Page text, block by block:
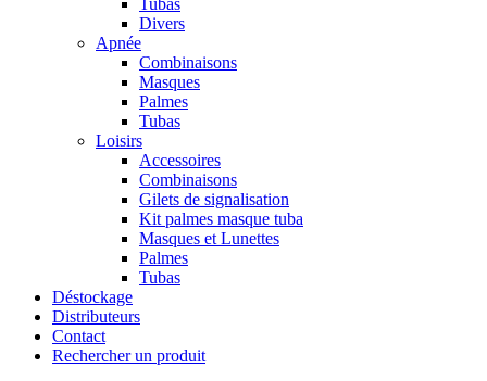
Divers
Apnée
Combinaisons
Masques
Palmes
Tubas
Loisirs
Accessoires
Combinaisons
Gilets de signalisation
Kit palmes masque tuba
Masques et Lunettes
Palmes
Tubas
Déstockage
Distributeurs
Contact
Rechercher un produit